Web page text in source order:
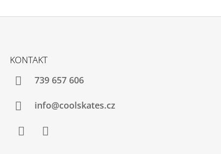
KONTAKT
739 657 606
info@coolskates.cz